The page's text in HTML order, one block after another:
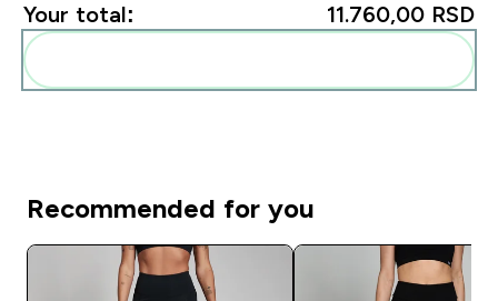
Your total: 11.760,00 RSD‎
Recommended for you